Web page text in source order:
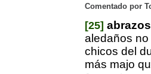
Comentado por
[25]
aledaños no
chicos del
más majo